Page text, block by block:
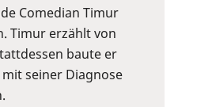
Comedian Timur
Timur erzählt von
baute er
seiner Diagnose